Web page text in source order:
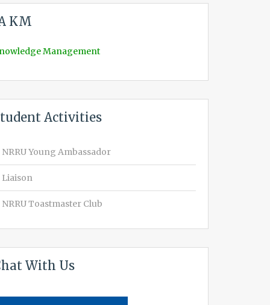
KM
Management
Activities
NRRU Young Ambassador
Liaison
NRRU Toastmaster Club
With Us